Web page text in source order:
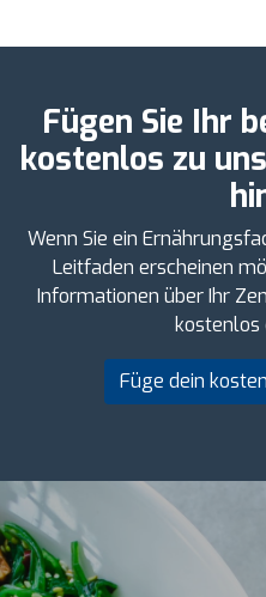
Fügen Sie Ihr
kostenlos zu
Wenn Sie ein
Leitfaden erscheinen
Informationen über Ihr
kostenlos
Füge dein